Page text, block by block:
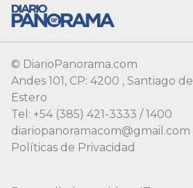
© DiarioPanorama.com
Andes 101, CP: 4200 , Santiago del
Estero
Tel: +54 (385) 421-3333 / 1400
diariopanoramacom@gmail.com
Políticas de Privacidad